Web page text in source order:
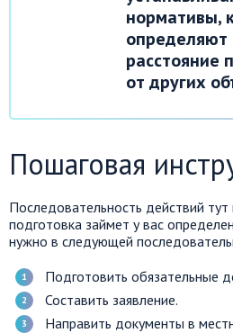
нормативы,
расстояние
от других
Пошаговая
Последовательность действий
подготовка займет у вас
нужно в следующей
Подготовить обязательные
Составить заявление.
Направить документы в